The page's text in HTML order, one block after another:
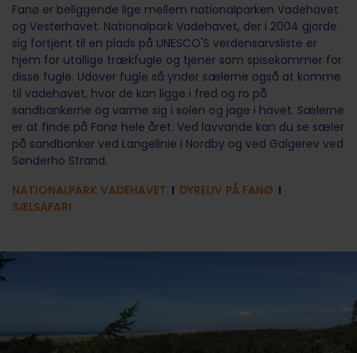
Fanø er beliggende lige mellem nationalparken Vadehavet
og Vesterhavet. Nationalpark Vadehavet, der i 2004 gjorde
sig fortjent til en plads på UNESCO'S verdensarvsliste er
hjem for utallige trækfugle og tjener som spisekammer for
disse fugle. Udover fugle så ynder sælerne også at komme
til vadehavet, hvor de kan ligge i fred og ro på
sandbankerne og varme sig i solen og jage i havet. Sælerne
er at finde på Fanø hele året. Ved lavvande kan du se sæler
på sandbanker ved Langelinie i Nordby og ved Galgerev ved
Sønderho Strand.
NATIONALPARK VADEHAVET l DYRELIV PÅ FANØ l
SÆLSAFARI